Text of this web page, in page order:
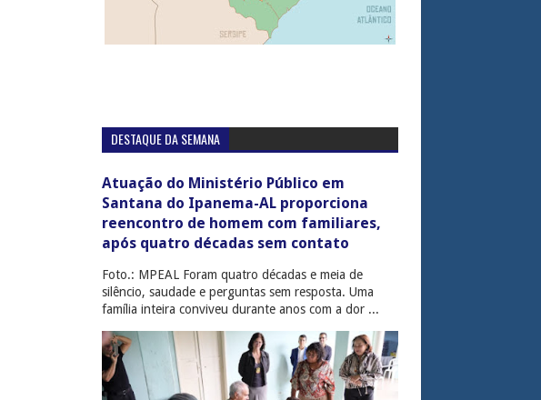
DESTAQUE DA SEMANA
Atuação do Ministério Público em
Santana do Ipanema-AL proporciona
reencontro de homem com familiares,
após quatro décadas sem contato
Foto.: MPEAL Foram quatro décadas e meia de
silêncio, saudade e perguntas sem resposta. Uma
família inteira conviveu durante anos com a dor ...